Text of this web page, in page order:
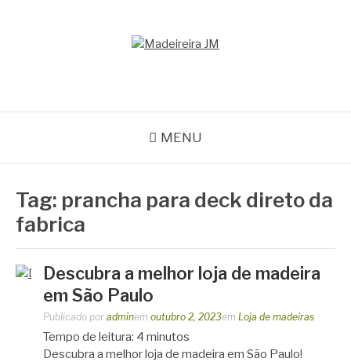
MENU
Tag: prancha para deck direto da
fabrica
Descubra a melhor loja de madeira
em São Paulo
Publicado por adminem outubro 2, 2023em Loja de madeiras
Tempo de leitura: 4 minutos
Descubra a melhor loja de madeira em São Paulo!